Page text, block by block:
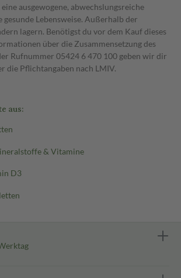
ausgewogene, abwechslungsreiche
gesunde Lebensweise. Außerhalb der
lagern. Benötigst du vor dem Kauf dieses
über die Zusammensetzung des
Rufnummer 05424 6 470 100 geben wir dir
die Pflichtangaben nach LMIV.
aus:
& Vitamine
D3